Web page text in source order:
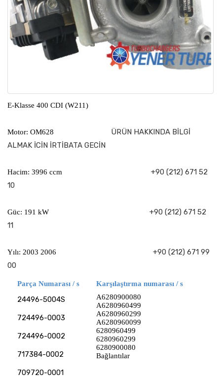
E-Klasse 400 CDI (W211)
Motor: OM628 ÜRÜN HAKKINDA BİLGİ
ALMAK İCİN İRTİBATA GECİN
Hacim: 3996 ccm +90 (212) 671 52
10
Güc: 191 kW +90 (212) 671 52
11
Yılı: 2003 2006 +90 (212) 671 99
00
Parça Numarası / s
24496-5004S
724496-0003
724496-0002
717384-0002
709720-0001
Karşılaştırma numarası / s
A6280900080
A6280960499
A6280960299
A6280960099
6280960499
6280960299
6280900080
Bağlantılar